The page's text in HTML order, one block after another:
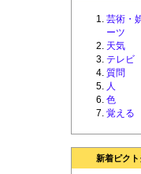
芸術・
ーツ
天気
テレビ
質問
人
色
覚える
新着ピクト